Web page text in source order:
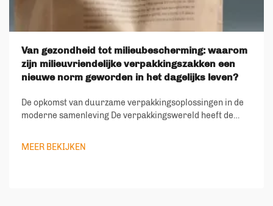
Van gezondheid tot milieubescherming: waarom
zijn milieuvriendelijke verpakkingszakken een
nieuwe norm geworden in het dagelijks leven?
De opkomst van duurzame verpakkingsoplossingen in de
moderne samenleving De verpakkingswereld heeft de
doorgemaakt, waarbij milieuvriendelijke
MEER BEKIJKEN